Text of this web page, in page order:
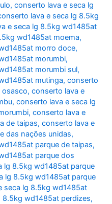
,conserto lava e seca lg
lava e seca lg 8.5kg
e seca lg 8.5kg wd1485at
wd1485at moema,
morro doce,
morumbi,
morumbi sul,
mutinga,conserto
osasco,conserto lava e
,conserto lava e seca lg
,conserto lava e
de taipas,conserto lava e
das nações unidas,
parque de taipas,
parque dos
lg 8.5kg wd1485at parque
lg 8.5kg wd1485at parque
seca lg 8.5kg wd1485at
wd1485at perdizes,